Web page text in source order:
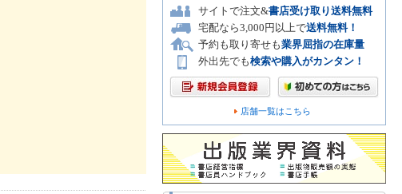
サイトで注文&書店受け取り送料無料
宅配なら3,000円以上で送料無料！
予約も取り寄せも業界屈指の在庫量
外出先でも検索や購入がカンタン！
店舗一覧はこちら